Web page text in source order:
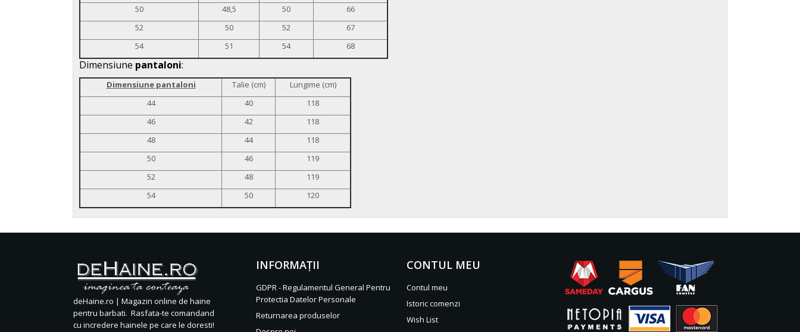
50
48,5 50
66
52
50 52
67
54
51 54 68
Dimensiune pantaloni:
Dimensiune pantaloni Talie (cm)
Lungime (cm)
44
40
118
46
42
118
48
44
118
50
46
119
52
48
119
54
50 120
deHaine.ro | Magazin online de haine
pentru barbati. Rasfata-te comandand
cu incredere hainele pe care le doresti!
INFORMAŢII
GDPR - Regulamentul General Pentru
Protectia Datelor Personale
Returnarea produselor
CONTUL MEU
Contul meu
Istoric comenzi
Wish List